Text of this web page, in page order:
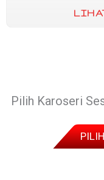
Pilih Karoseri